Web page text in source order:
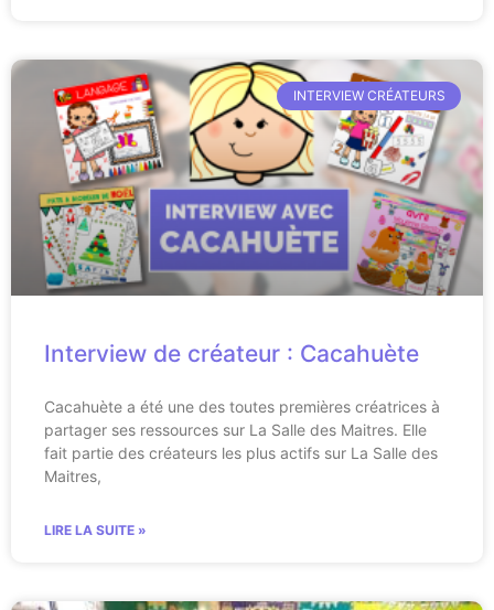
INTERVIEW CRÉATEURS
Interview de créateur : Cacahuète
Cacahuète a été une des toutes premières créatrices à
partager ses ressources sur La Salle des Maitres. Elle
fait partie des créateurs les plus actifs sur La Salle des
Maitres,
LIRE LA SUITE »